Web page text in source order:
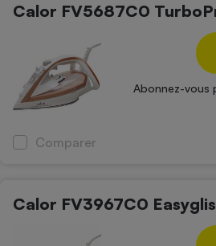
Calor FV5687C0
Abonnez-vous
Comparer
Calor FV3967C0